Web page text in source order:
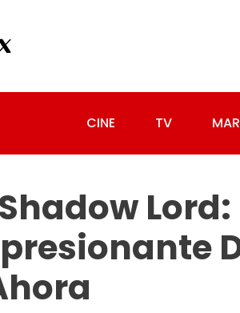
CINE TV